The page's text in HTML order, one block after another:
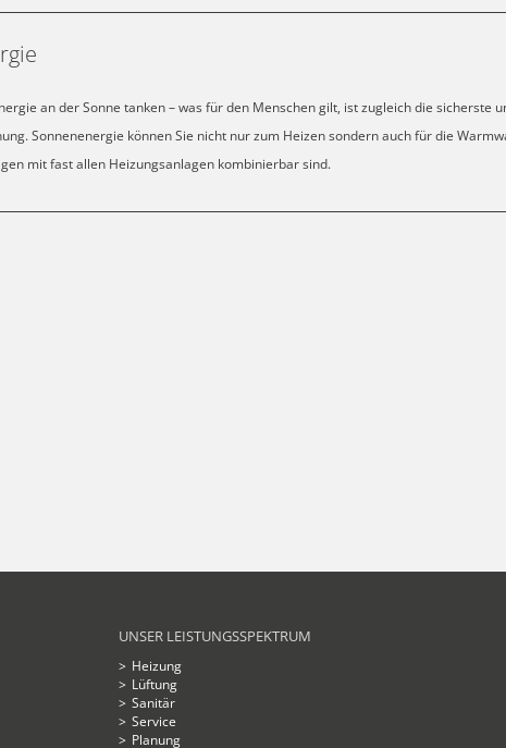
an der Sonne tanken – was für den Menschen gilt, ist zugleich die sicherste
Sonnenenergie können Sie nicht nur zum Heizen sondern auch für die
mit fast allen Heizungsanlagen kombinierbar sind.
UNSER LEISTUNGSSPEKTRUM
Heizung
Lüftung
Sanitär
Service
Planung